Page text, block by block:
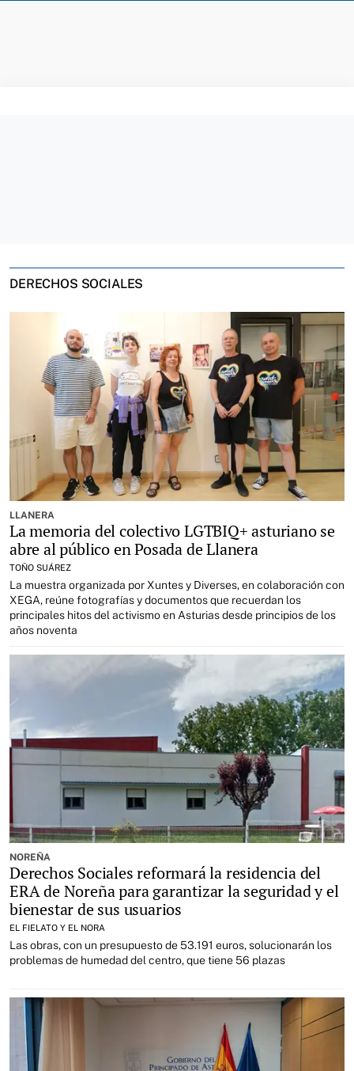
DERECHOS SOCIALES
LLANERA
La memoria del colectivo LGTBIQ+ asturiano se
abre al público en Posada de Llanera
TOÑO SUÁREZ
La muestra organizada por Xuntes y Diverses, en colaboración con
XEGA, reúne fotografías y documentos que recuerdan los
principales hitos del activismo en Asturias desde principios de los
años noventa
NOREÑA
Derechos Sociales reformará la residencia del
ERA de Noreña para garantizar la seguridad y el
bienestar de sus usuarios
EL FIELATO Y EL NORA
Las obras, con un presupuesto de 53.191 euros, solucionarán los
problemas de humedad del centro, que tiene 56 plazas